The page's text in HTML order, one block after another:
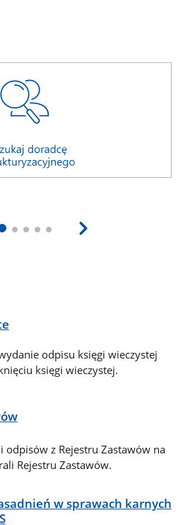
odpisu księgi wieczystej
księgi wieczystej.
odpisów z Rejestru Zastawów na
Rejestru Zastawów.
w sprawach karnych